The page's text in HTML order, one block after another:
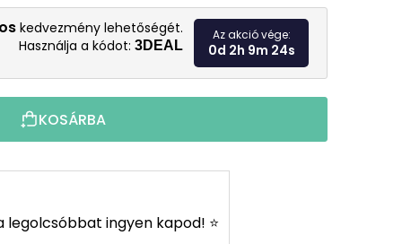
Egységár:
kedvezmény lehetőségét.
Használja a kódot: 3DEAL
Az akció vége:
0d 2h 9m 23s
KOSÁRBA
legolcsóbbat ingyen kapod! ⭐